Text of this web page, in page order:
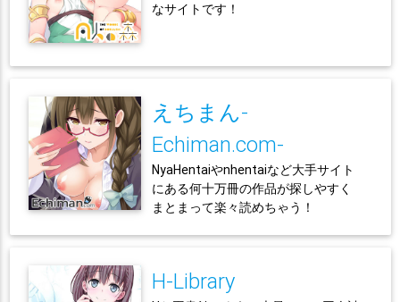
なサイトです！
えちまん-
Echiman.com-
NyaHentaiやnhentaiなど大手サイト
にある何十万冊の作品が探しやすく
まとまって楽々読めちゃう！
H-Library